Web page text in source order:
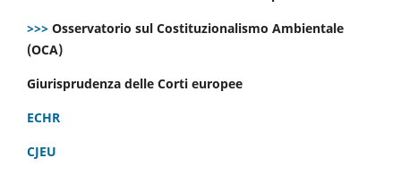
>>> Osservatorio sul Costituzionalismo Ambientale
(OCA)
Giurisprudenza delle Corti europee
ECHR
CJEU